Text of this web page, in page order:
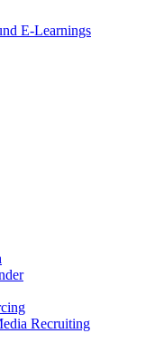
E-Learnings
Recruiting